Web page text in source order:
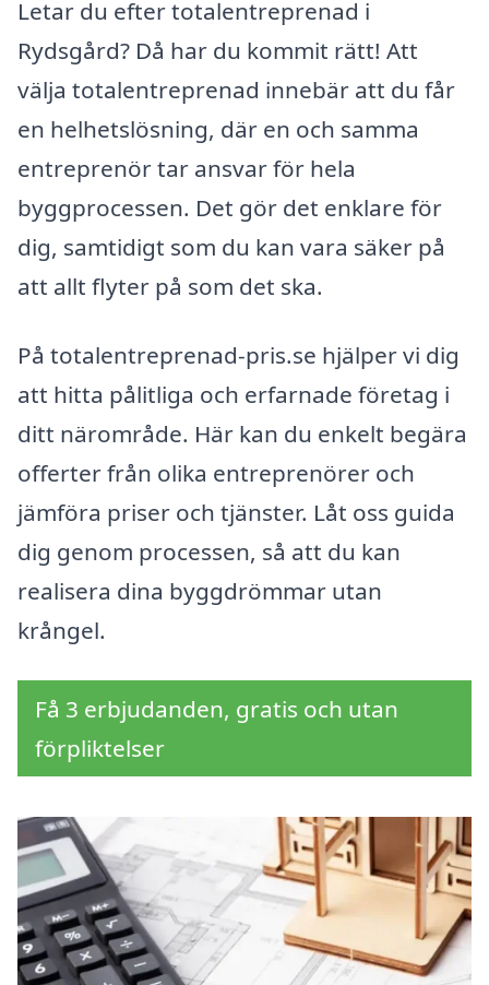
Letar du efter totalentreprenad i
Rydsgård? Då har du kommit rätt! Att
välja totalentreprenad innebär att du får
en helhetslösning, där en och samma
entreprenör tar ansvar för hela
byggprocessen. Det gör det enklare för
dig, samtidigt som du kan vara säker på
att allt flyter på som det ska.
På totalentreprenad-pris.se hjälper vi dig
att hitta pålitliga och erfarnade företag i
ditt närområde. Här kan du enkelt begära
offerter från olika entreprenörer och
jämföra priser och tjänster. Låt oss guida
dig genom processen, så att du kan
realisera dina byggdrömmar utan
krångel.
Få 3 erbjudanden, gratis och utan
förpliktelser